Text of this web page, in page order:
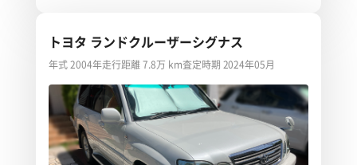
トヨタ ランドクルーザーシグナス
年式 2004年走行距離 7.8万 km査定時期 2024年05月